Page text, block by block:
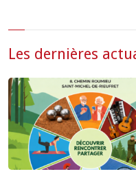
Les dernières